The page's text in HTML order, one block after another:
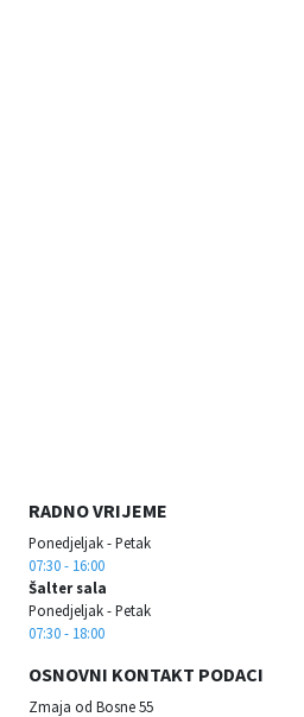
RADNO VRIJEME
Ponedjeljak - Petak
07:30 - 16:00
Šalter sala
Ponedjeljak - Petak
07:30 - 18:00
OSNOVNI KONTAKT PODACI
Zmaja od Bosne 55